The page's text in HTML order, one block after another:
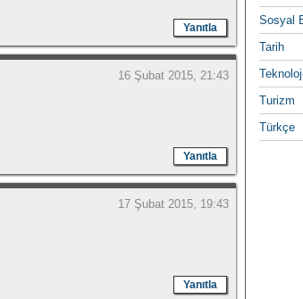
Yanıtla
16 Şubat 2015, 21:43
Yanıtla
17 Şubat 2015, 19:43
Yanıtla
Sosyal
Tarih
Turizm
Türkçe